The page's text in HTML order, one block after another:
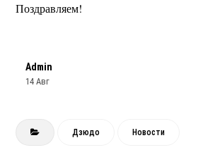
Поздравляем!
Admin
14 Авг
Дзюдо Новости